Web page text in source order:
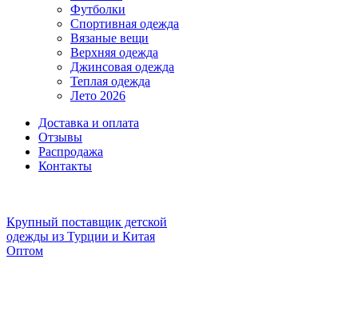
Футболки
Спортивная одежда
Вязаные вещи
Верхняя одежда
Джинсовая одежда
Теплая одежда
Лето 2026
Доставка и оплата
Отзывы
Распродажа
Контакты
Крупный поставщик детской
одежды из Турции и Китая
Оптом